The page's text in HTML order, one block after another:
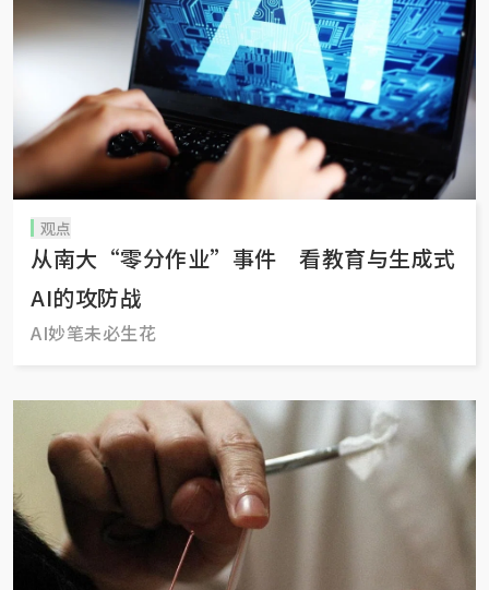
观点
从南大“零分作业”事件 看教育与生成式
AI的攻防战
AI妙笔未必生花